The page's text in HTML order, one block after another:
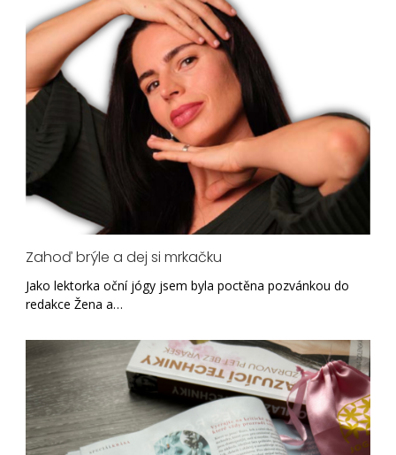
Zahoď brýle a dej si mrkačku
Jako lektorka oční jógy jsem byla poctěna pozvánkou do
redakce Žena a…